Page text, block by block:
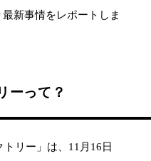
新事情をレポートしま
ーって？
リー」は、11月16日